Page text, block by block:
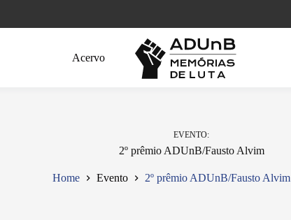
Acervo
EVENTO
2º prêmio ADUnB/Fausto Alvim
Home Evento 2º prêmio ADUnB/Fausto Alvim